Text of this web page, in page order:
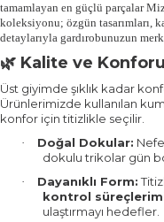
tamamlayan en güçlü parçalar
koleksiyonu; özgün tasarımları,
detaylarıyla gardırobunuzun
🌿 Kalite ve
Üst giyimde şıklık kadar
Ürünlerimizde kullanılan
konfor için titizlikle seçilir.
· Doğal Dokular:
dokulu trikolar gün
· Dayanıklı Form:
kontrol
ulaştırmayı hedefler.